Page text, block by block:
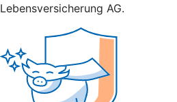
Lebensversicherung AG.